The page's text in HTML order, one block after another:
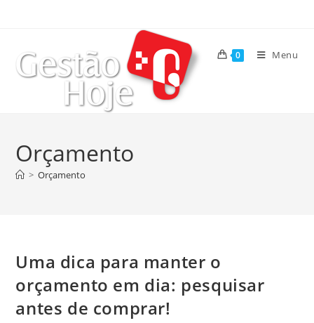
0 Menu
Orçamento
> Orçamento
Uma dica para manter o
orçamento em dia: pesquisar
antes de comprar!